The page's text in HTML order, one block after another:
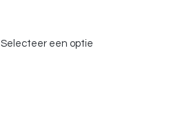
Selecteer een optie